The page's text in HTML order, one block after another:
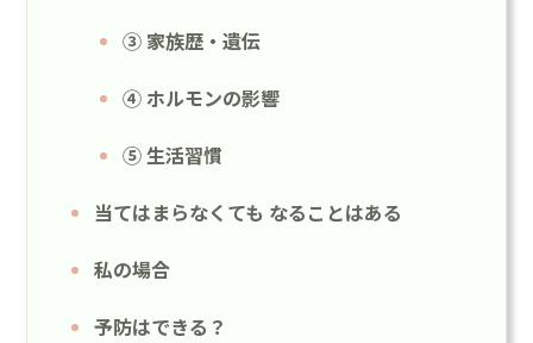
③ 家族歴・遺伝
④ ホルモンの影響
⑤ 生活習慣
当てはまらなくても なることはある
私の場合
予防はできる？